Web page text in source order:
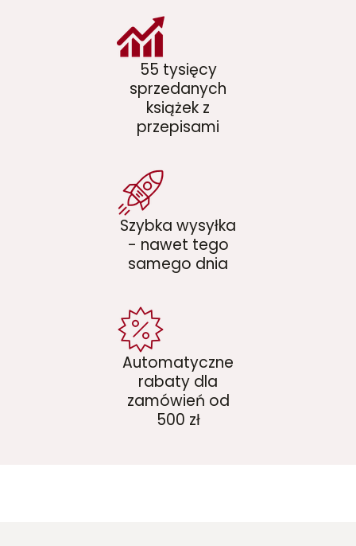
55 tysięcy
sprzedanych
książek z
przepisami
Szybka wysyłka
- nawet tego
samego dnia
Automatyczne
rabaty dla
zamówień od
500 zł